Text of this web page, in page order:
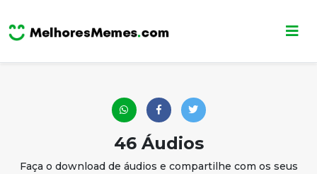
46 Áudios
Faça o download de áudios e compartilhe com os seus